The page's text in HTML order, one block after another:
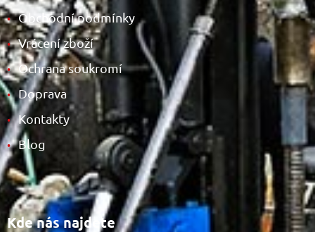
• Obchodní podmínky
• Vrácení zboží
• Ochrana soukromí
• Doprava
• Kontakty
• Blog
Kde nás najdete